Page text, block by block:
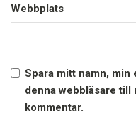
Webbplats
Spara mitt namn,
denna webbläsare till
kommentar.